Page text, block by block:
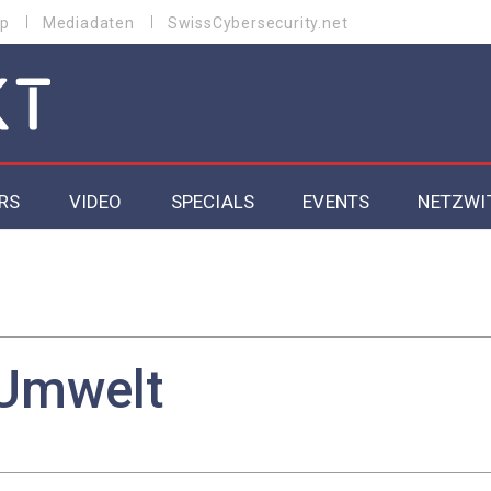
Mediadaten SwissCybersecurity.net
VIDEO SPECIALS EVENTS